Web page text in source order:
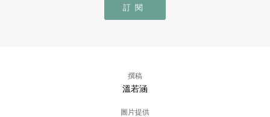
訂閱
撰稿
溫若涵
圖片提供